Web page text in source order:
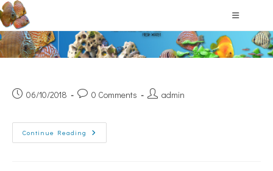
Τα ενυδρεία μου
06/10/2018 0 Comments admin
Continue Reading